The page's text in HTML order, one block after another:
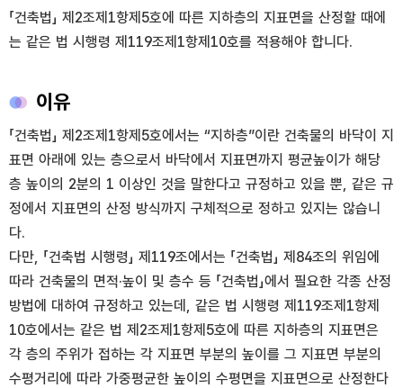
「건축법」 제2조제1항제5호에 따른 지하층의 지표면을 산정할 때에
는 같은 법 시행령 제119조제1항제10호를 적용해야 합니다.
이유
「건축법」 제2조제1항제5호에서는 “지하층”이란 건축물의 바닥이 지
표면 아래에 있는 층으로서 바닥에서 지표면까지 평균높이가 해당
층 높이의 2분의 1 이상인 것을 말한다고 규정하고 있을 뿐, 같은 규
정에서 지표면의 산정 방식까지 구체적으로 정하고 있지는 않습니
다.
다만, 「건축법 시행령」 제119조에서는 「건축법」 제84조의 위임에
따라 건축물의 면적·높이 및 층수 등 「건축법」에서 필요한 각종 산정
방법에 대하여 규정하고 있는데, 같은 법 시행령 제119조제1항제
10호에서는 같은 법 제2조제1항제5호에 따른 지하층의 지표면은
각 층의 주위가 접하는 각 지표면 부분의 높이를 그 지표면 부분의
수평거리에 따라 가중평균한 높이의 수평면을 지표면으로 산정한다